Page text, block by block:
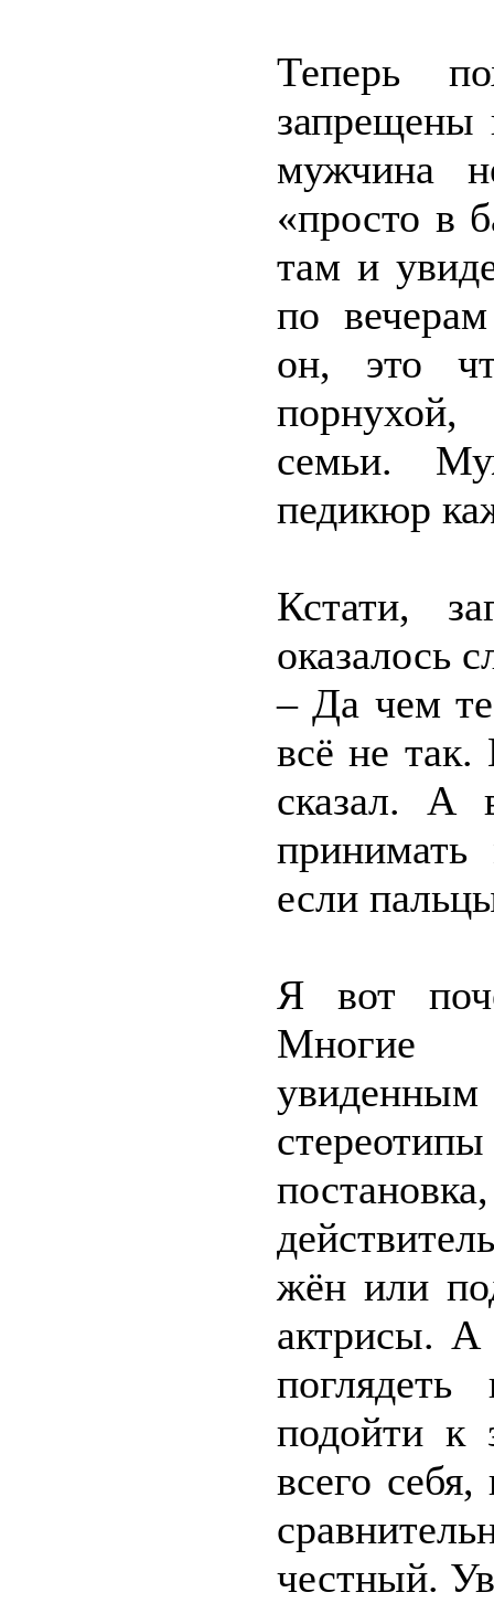
Теперь
запрещены
мужчина
«просто в
там и
по
он, это
семьи.
педикюр
Кстати,
оказалось
– Да чем
всё не
сказал. А
если
Я вот
Многие
стереотипы
жён или
актрисы.
подойти к
всего
честный.